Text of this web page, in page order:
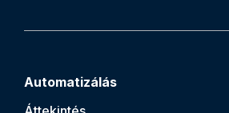
Automatizálás